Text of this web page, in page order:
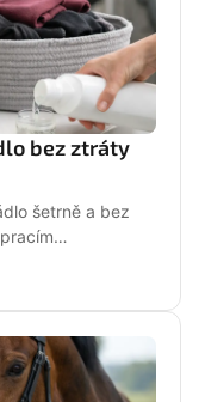
bez ztráty
šetrně a bez